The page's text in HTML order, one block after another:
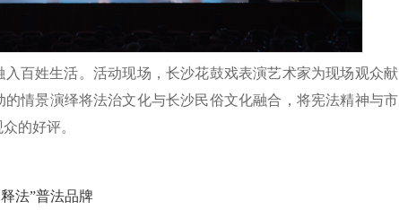
百姓生活。活动现场，长沙花鼓戏表演艺术家为现场观众献
的情景演绎将法治文化与长沙民俗文化融合，将宪法精神与市
的好评。
法”普法品牌